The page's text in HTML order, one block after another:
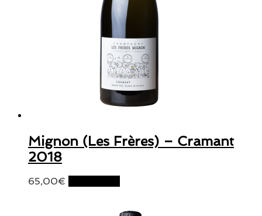
Mignon (Les Frères) – Cramant
2018
65,00€